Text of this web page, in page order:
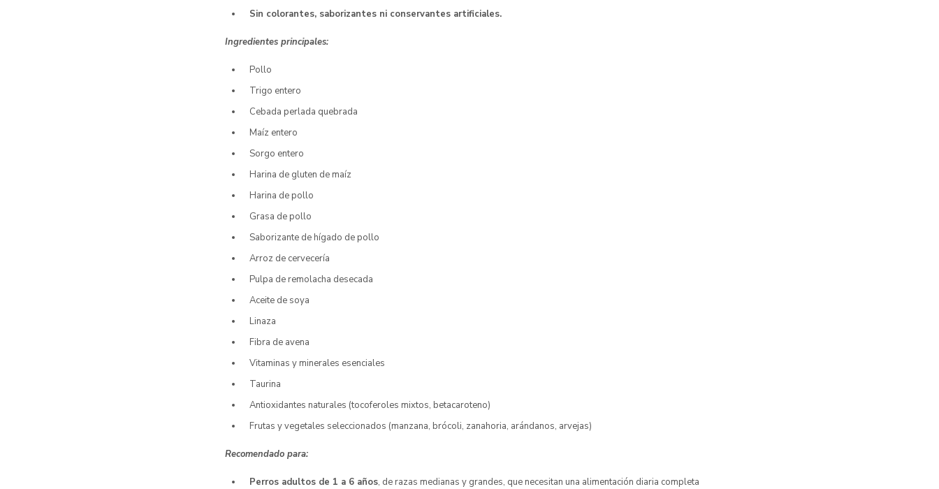
Sin colorantes, saborizantes ni conservantes artificiales.
Ingredientes principales:
Pollo
Trigo entero
Cebada perlada quebrada
Maíz entero
Sorgo entero
Harina de gluten de maíz
Harina de pollo
Grasa de pollo
Saborizante de hígado de pollo
Arroz de cervecería
Pulpa de remolacha desecada
Aceite de soya
Linaza
Fibra de avena
Vitaminas y minerales esenciales
Taurina
Antioxidantes naturales (tocoferoles mixtos, betacaroteno)
Frutas y vegetales seleccionados (manzana, brócoli, zanahoria, arándanos, arvejas)
Recomendado para:
Perros adultos de 1 a 6 años, de razas medianas y grandes, que necesitan una alimentación diaria completa